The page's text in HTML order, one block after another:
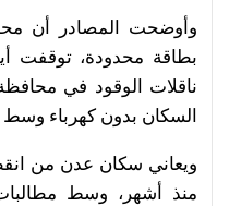
وأوضحت المصادر أن
بطاقة محدودة، توقفت
ناقلات الوقود في
السكان بدون كهرباء وسط
ويعاني سكان عدن من
منذ أشهر، وسط